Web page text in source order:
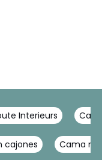
Interieurs
cajones Cama